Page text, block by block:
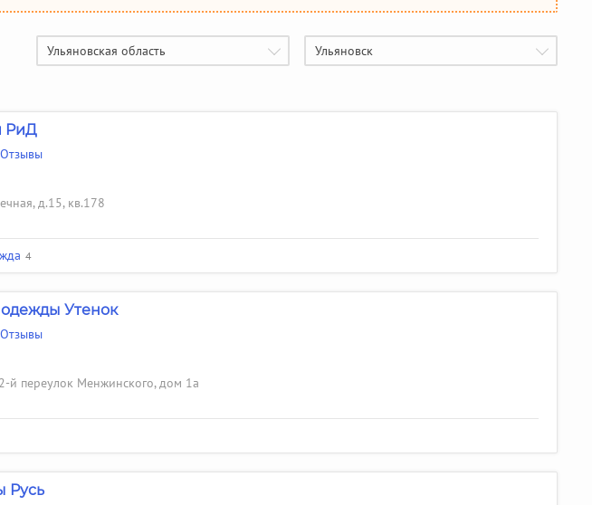
Ульяновская область Ульяновск
РиД
Отзывы
д.15, кв.178
4
Утенок
Отзывы
2-й переулок Менжинского, дом 1а
Русь